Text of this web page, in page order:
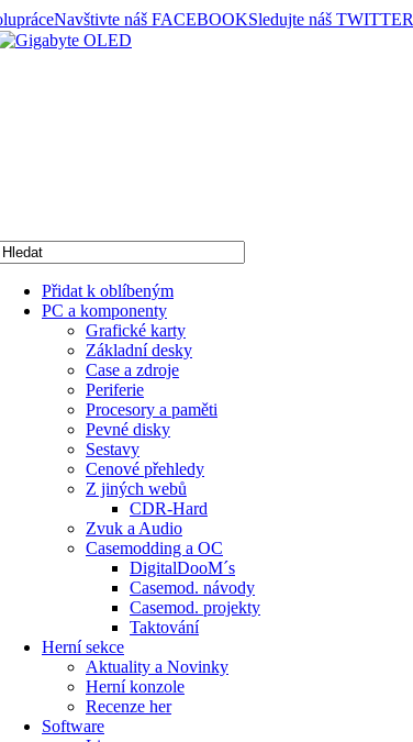
Navštivte náš FACEBOOKSledujte náš TWITTER
Přidat k oblíbeným
PC a komponenty
Grafické karty
Základní desky
Case a zdroje
Periferie
Procesory a paměti
Pevné disky
Sestavy
Cenové přehledy
Z jiných webů
CDR-Hard
Zvuk a Audio
Casemodding a OC
DigitalDooM´s
Casemod. návody
Casemod. projekty
Taktování
Herní sekce
Aktuality a Novinky
Herní konzole
Recenze her
Software